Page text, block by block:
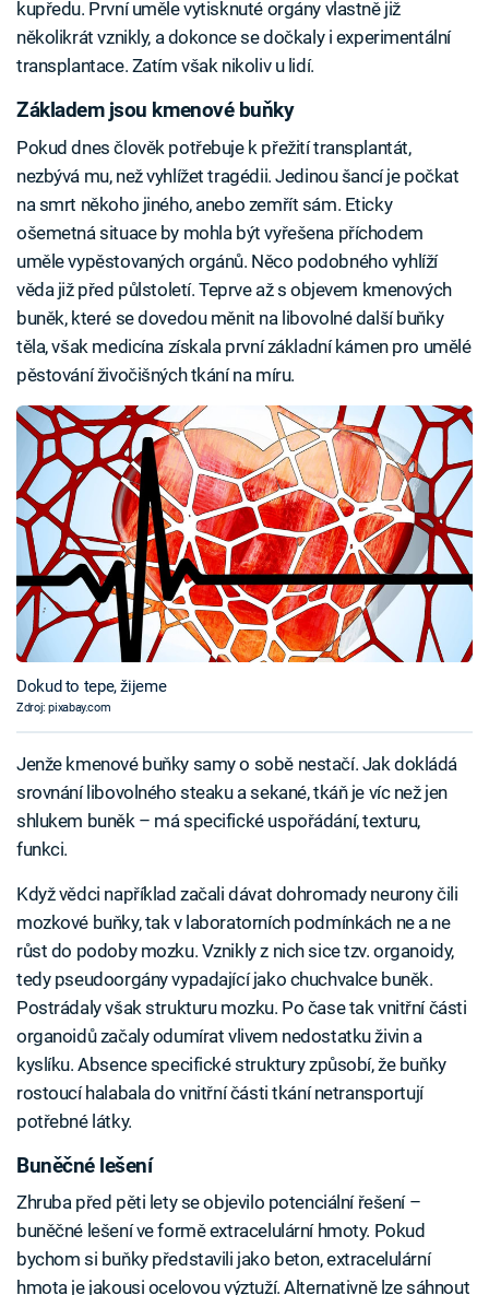
kupředu. První uměle vytisknuté orgány vlastně již
několikrát vznikly, a dokonce se dočkaly i experimentální
transplantace. Zatím však nikoliv u lidí.
Základem jsou kmenové buňky
Pokud dnes člověk potřebuje k přežití transplantát,
nezbývá mu, než vyhlížet tragédii. Jedinou šancí je počkat
na smrt někoho jiného, anebo zemřít sám. Eticky
ošemetná situace by mohla být vyřešena příchodem
uměle vypěstovaných orgánů. Něco podobného vyhlíží
věda již před půlstoletí. Teprve až s objevem kmenových
buněk, které se dovedou měnit na libovolné další buňky
těla, však medicína získala první základní kámen pro umělé
pěstování živočišných tkání na míru.
Dokud to tepe, žijeme
Zdroj: pixabay.com
Jenže kmenové buňky samy o sobě nestačí. Jak dokládá
srovnání libovolného steaku a sekané, tkáň je víc než jen
shlukem buněk – má specifické uspořádání, texturu,
funkci.
Když vědci například začali dávat dohromady neurony čili
mozkové buňky, tak v laboratorních podmínkách ne a ne
růst do podoby mozku. Vznikly z nich sice tzv. organoidy,
tedy pseudoorgány vypadající jako chuchvalce buněk.
Postrádaly však strukturu mozku. Po čase tak vnitřní části
organoidů začaly odumírat vlivem nedostatku živin a
kyslíku. Absence specifické struktury způsobí, že buňky
rostoucí halabala do vnitřní části tkání netransportují
potřebné látky.
Buněčné lešení
Zhruba před pěti lety se objevilo potenciální řešení –
buněčné lešení ve formě extracelulární hmoty. Pokud
bychom si buňky představili jako beton, extracelulární
hmota je jakousi ocelovou výztuží. Alternativně lze sáhnout